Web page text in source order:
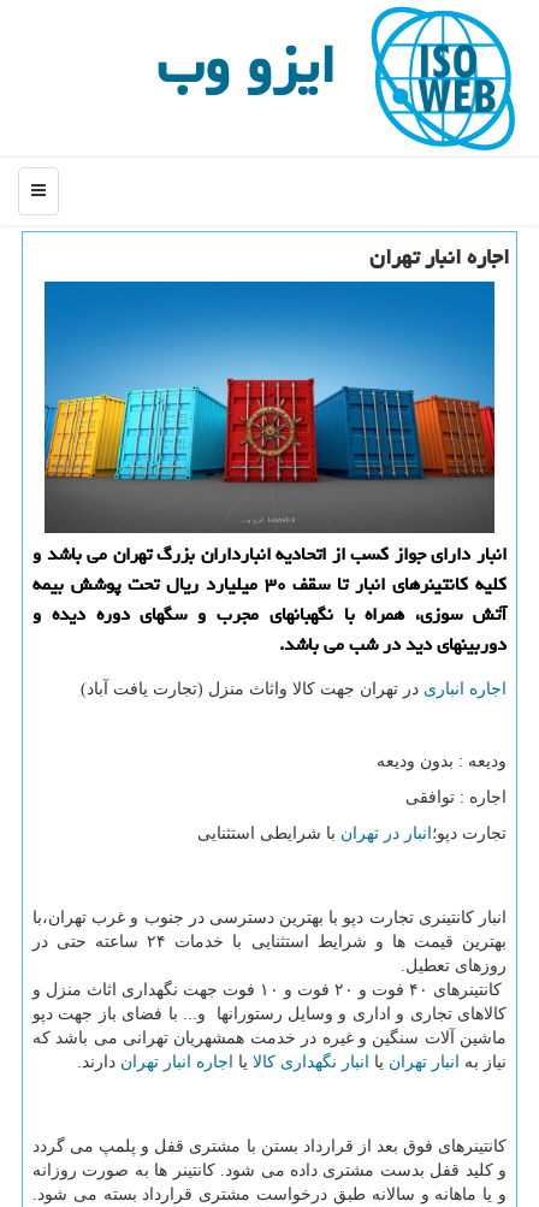
ایزو وب
منو
اجاره انبار تهران
انبار دارای جواز كسب از اتحادیه انبارداران بزرگ تهران می باشد و
كلیه كانتینرهای انبار تا سقف ۳۰ میلیارد ریال تحت پوشش بیمه
آتش سوزی، همراه با نگهبانهای مجرب و سگهای دوره دیده و
دوربینهای دید در شب می باشد.
اجاره انباری در تهران جهت کالا واثاث منزل (تجارت یافت آباد)
ودیعه : بدون ودیعه
اجاره : توافقی
تجارت دپو؛ انبار در تهران با شرایطی استثنایی
انبار کانتینری تجارت دپو با بهترین دسترسی در جنوب و غرب تهران،با
بهترین قیمت ها و شرایط استثنایی با خدمات ۲۴ ساعته حتی در
روزهای تعطیل.
کانتینرهای ۴۰ فوت و ۲۰ فوت و ۱۰ فوت جهت نگهداری اثاث منزل و
کالاهای تجاری و اداری و وسایل رستورانها و... با فضای باز جهت دپو
ماشین آلات سنگین و غیره در خدمت همشهریان تهرانی می باشد که
نیاز به
انبار تهران یا انبار نگهداری کالا یا اجاره انبار تهران دارند.
کانتینرهای فوق بعد از قرارداد بستن با مشتری قفل و پلمپ می گردد
و کلید قفل بدست مشتری داده می شود. کانتینر ها به صورت روزانه
و یا ماهانه و سالانه طبق درخواست مشتری قرارداد بسته می شود.